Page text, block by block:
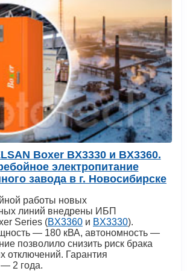
Boxer BX3330 и BX3360.
электропитание
завода в г. Новосибирске
работы новых
линий внедрены ИБП
Series (BX3360 и BX3330).
— 180 кВА, автономность —
позволило снизить риск брака
отключений. Гарантия
— 2 года.